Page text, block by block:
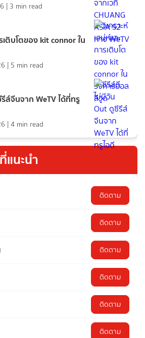
| 3 min read
เติบโตของ kit connor ใน
| 5 min read
ส์จีนจาก WeTV ได้ที่ทรู
|4 min read
แนะนำ
ติดตาม
ติดตาม
ติดตาม
ติดตาม
ติดตาม
ติดตาม